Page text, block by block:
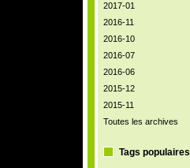
2017-01
2016-11
2016-10
2016-07
2016-06
2015-12
2015-11
Toutes les archives
Tags populaires